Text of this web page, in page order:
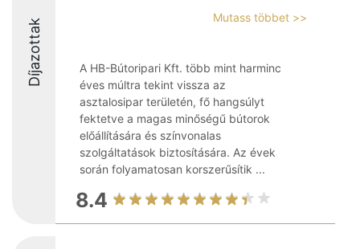
Díjazottak Mutass többet >>
A HB-Bútoripari Kft. több mint harminc
éves múltra tekint vissza az
asztalosipar területén, fő hangsúlyt
fektetve a magas minőségű bútorok
előállítására és színvonalas
szolgáltatások biztosítására. Az évek
során folyamatosan korszerűsítik ...
8.4